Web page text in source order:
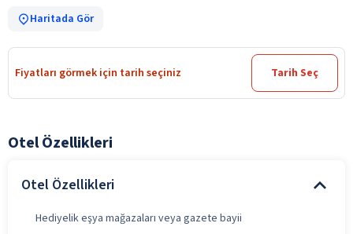
Haritada Gör
Fiyatları görmek için tarih seçiniz Tarih Seç
Otel Özellikleri
Otel Özellikleri
Hediyelik eşya mağazaları veya gazete bayii